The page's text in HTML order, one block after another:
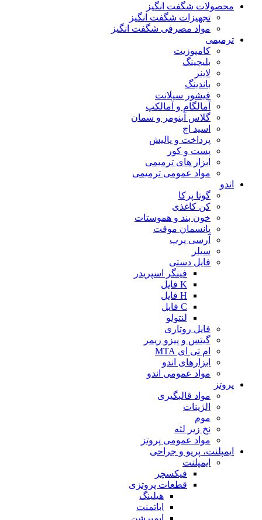
محصولات شگفت انگیز
تجهیزات شگفت انگیز
مواد مصرفی شگفت انگیز
ترمیمی
کامپوزیت
بلیچینگ
لاینر
باندینگ
فیشور سیلانت
آمالگام و آمالکپ
گلاس آینومر و سمان
اسید اچ
پرداخت و پالیش
پست و کور
ابزار های ترمیمی
مواد عمومی ترمیمی
اندو
گوتا پرکا
کن کاغذی
خون بند و هموستات
پانسمان موقت
آرسی پرپ
سیلر
فایل دستی
فینگر اسپریدر
K فایل
H فایل
C فایل
لنتولو
فایل روتاری
گیتس و پیزو ریمر
ام تی ای MTA
ابزارهای اندو
مواد عمومی اندو
پروتز
مواد قالبگیری
الژینات
موم
نخ زیر لثه
مواد عمومی پروتز
ایمپلنت، پریو و جراحی
ایمپلنت
فیکسچر
قطعات پروتزی
هیلینگ
اباتمنت
ایمپرشن